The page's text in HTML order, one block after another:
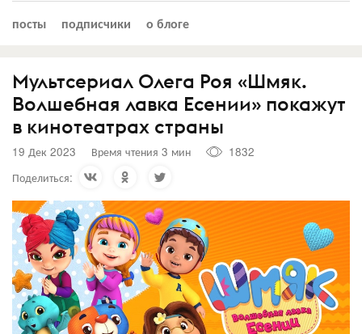
посты подписчики о блоге
Мультсериал Олега Роя «Шмяк.
Волшебная лавка Есении» покажут
в кинотеатрах страны
19 Дек 2023 Время чтения 3 мин
1832
Поделиться: